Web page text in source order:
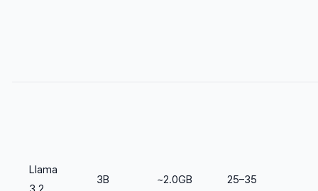
Llama
3B ~2.0GB 25–35